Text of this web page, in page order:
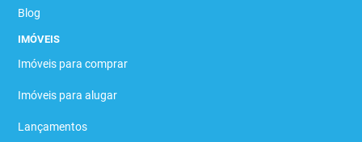
Blog
IMÓVEIS
Imóveis para comprar
Imóveis para alugar
Lançamentos